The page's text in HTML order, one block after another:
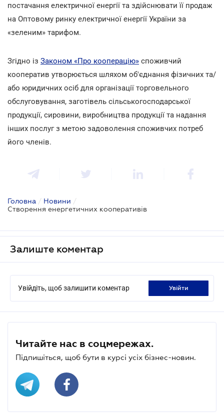
постачання електричної енергії та здійснювати її продаж
на Оптовому ринку електричної енергії України за
«зеленим» тарифом.
Згідно із Законом «Про кооперацію» споживчий
кооператив утворюється шляхом об'єднання фізичних та/
або юридичних осіб для організації торговельного
обслуговування, заготівель сільськогосподарської
продукції, сировини, виробництва продукції та надання
інших послуг з метою задоволення споживчих потреб
його членів.
Головна / Новини /
Створення енергетичних кооперативів
Залиште коментар
Увійдіть, щоб залишити коментар увійти
Читайте нас в соцмережах.
Підпишіться, щоб бути в курсі усіх бізнес-новин.